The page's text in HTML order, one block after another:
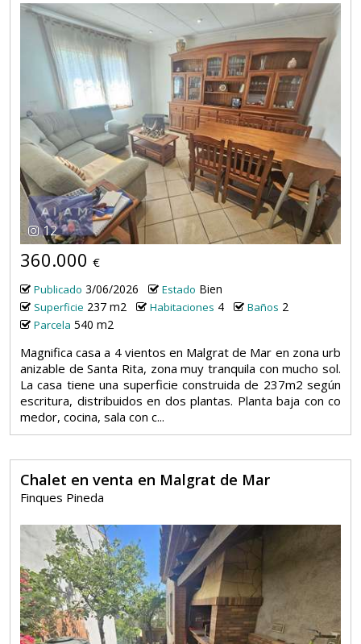
12
360.000 €
Publicado 3/06/2026 Estado Bien
Superficie 237 m2 Habitaciones 4 Baños 2
Parcela 540 m2
Magnifica casa a 4 vientos en Malgrat de Mar en zona urb
anizable de Santa Rita, zona muy tranquila con mucho sol.
La casa tiene una superficie construida de 237m2 según
escritura, distribuidos en dos plantas. Planta baja con co
medor, cocina, sala con c...
Chalet en venta en Malgrat de Mar
Finques Pineda